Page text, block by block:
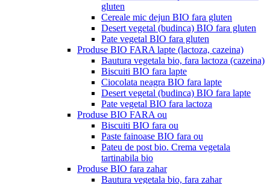
gluten
Cereale mic dejun BIO fara gluten
Desert vegetal (budinca) BIO fara gluten
Pate vegetal BIO fara gluten
Produse BIO FARA lapte (lactoza, cazeina)
Bautura vegetala bio, fara lactoza (cazeina)
Biscuiti BIO fara lapte
Ciocolata neagra BIO fara lapte
Desert vegetal (budinca) BIO fara lapte
Pate vegetal BIO fara lactoza
Produse BIO FARA ou
Biscuiti BIO fara ou
Paste fainoase BIO fara ou
Pateu de post bio. Crema vegetala
tartinabila bio
Produse BIO fara zahar
Bautura vegetala bio, fara zahar